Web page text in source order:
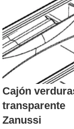
Cajón
transparente
Zanussi